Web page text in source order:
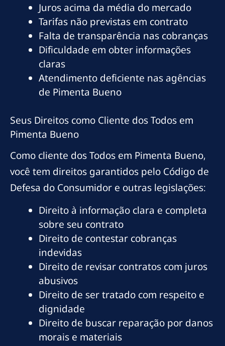
Juros acima da média do mercado
Tarifas não previstas em contrato
Falta de transparência nas cobranças
Dificuldade em obter informações
claras
Atendimento deficiente nas agências
de Pimenta Bueno
Seus Direitos como Cliente dos Todos em
Pimenta Bueno
Como cliente dos Todos em Pimenta Bueno,
você tem direitos garantidos pelo Código de
Defesa do Consumidor e outras legislações:
Direito à informação clara e completa
sobre seu contrato
Direito de contestar cobranças
indevidas
Direito de revisar contratos com juros
abusivos
Direito de ser tratado com respeito e
dignidade
Direito de buscar reparação por danos
morais e materiais